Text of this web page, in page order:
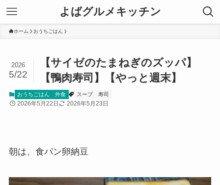
よばグルメキッチン
ホーム おうちごはん
【サイゼのたまねぎのズッパ】
【鴨肉寿司】【やっと週末】
2026
5/22
おうちごはん 外食 スープ 寿司
2026年5月22日 2026年5月23日
朝は、食パン卵納豆